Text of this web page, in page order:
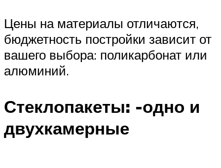
Цены на материалы отличаются,
бюджетность постройки зависит от
вашего выбора: поликарбонат или
алюминий.
Стеклопакеты: -одно и
двухкамерные